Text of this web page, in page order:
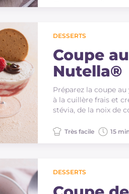
DESSERTS
Coupe
Nutella®
Préparez la coupe
à la cuillère frais et
stévia, de la noix de
Très facile 15
DESSERTS